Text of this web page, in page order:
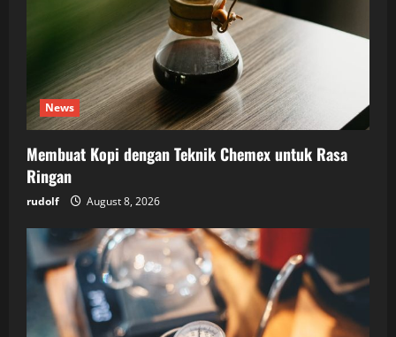
News
Membuat Kopi dengan Teknik Chemex untuk Rasa
Ringan
rudolf August 8, 2026